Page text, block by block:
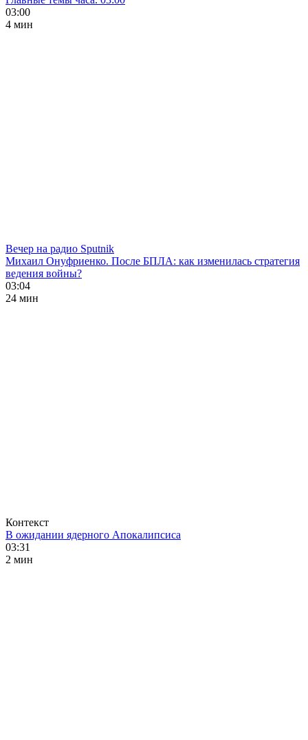
03:00
4 мин
Вечер на радио Sputnik
Михаил Онуфриенко. После БПЛА: как изменилась стратегия
ведения войны?
03:04
24 мин
Контекст
В ожидании ядерного Апокалипсиса
03:31
2 мин